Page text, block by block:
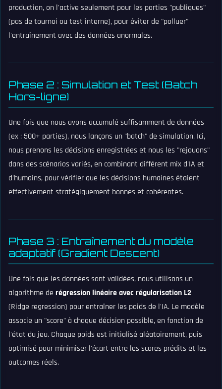
production, on l'active seulement pour les parties "publiques"
(pas de tournoi ou test interne), pour éviter de "polluer"
l'entraînement avec des données anormales.
Phase 2 : Simulation et Test (Batch
Hors-ligne)
Une fois que nous avons accumulé suffisamment de données
(ex : 500+ parties), nous lançons un "batch" de simulation. Ici,
nous prenons les décisions enregistrées et nous les "rejouons"
dans des scénarios variés, en combinant différent mix d'IA et
d'humains, pour vérifier que les décisions humaines étaient
effectivement stratégiquement bonnes et cohérentes.
Phase 3 : Entraînement du modèle
adaptatif (Gradient Descent)
Une fois que les données sont validées, nous utilisons un
algorithme de régression linéaire avec régularisation L2
(Ridge regression) pour entraîner les poids de l'IA. Le modèle
associe un "score" à chaque décision possible, en fonction de
l'état du jeu. Chaque poids est initialisé aléatoirement, puis
optimisé pour minimiser l'écart entre les scores prédits et les
outcomes réels.